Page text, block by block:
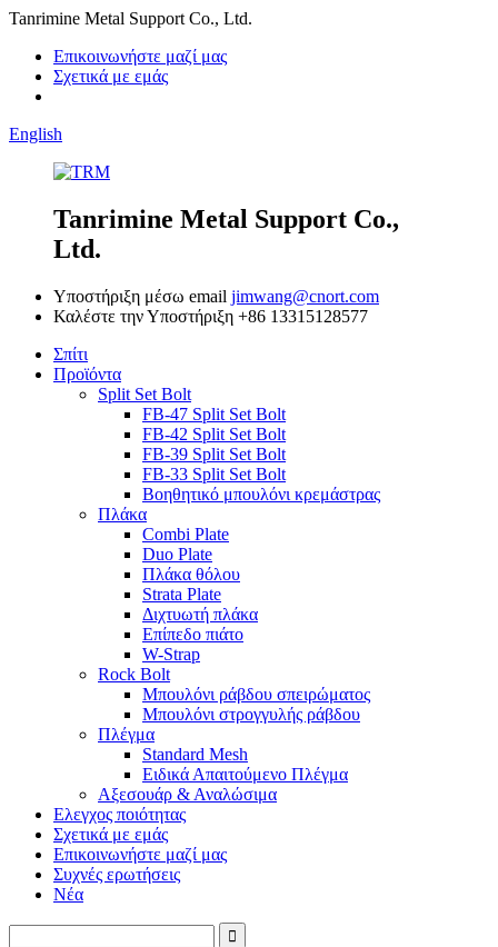
Tanrimine Metal Support Co., Ltd.
Επικοινωνήστε μαζί μας
Σχετικά με εμάς
English
Tanrimine Metal Support Co.,
Ltd.
Υποστήριξη μέσω email jimwang@cnort.com
Καλέστε την Υποστήριξη +86 13315128577
Σπίτι
Προϊόντα
Split Set Bolt
FB-47 Split Set Bolt
FB-42 Split Set Bolt
FB-39 Split Set Bolt
FB-33 Split Set Bolt
Βοηθητικό μπουλόνι κρεμάστρας
Πλάκα
Combi Plate
Duo Plate
Πλάκα θόλου
Strata Plate
Διχτυωτή πλάκα
Επίπεδο πιάτο
W-Strap
Rock Bolt
Μπουλόνι ράβδου σπειρώματος
Μπουλόνι στρογγυλής ράβδου
Πλέγμα
Standard Mesh
Ειδικά Απαιτούμενο Πλέγμα
Αξεσουάρ & Αναλώσιμα
Ελεγχος ποιότητας
Σχετικά με εμάς
Επικοινωνήστε μαζί μας
Συχνές ερωτήσεις
Νέα